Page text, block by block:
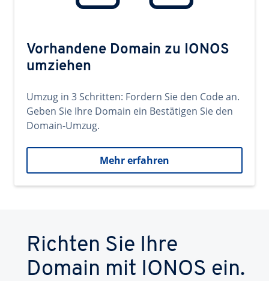
Vorhandene Domain zu IONOS
umziehen
Umzug in 3 Schritten: Fordern Sie den Code an.
Geben Sie Ihre Domain ein Bestätigen Sie den
Domain-Umzug.
Mehr erfahren
Richten Sie Ihre
Domain mit IONOS ein.